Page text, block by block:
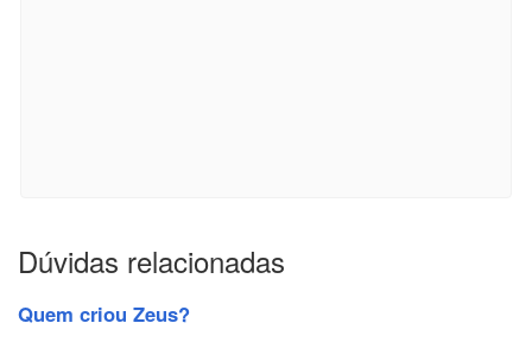
Dúvidas relacionadas
Quem criou Zeus?